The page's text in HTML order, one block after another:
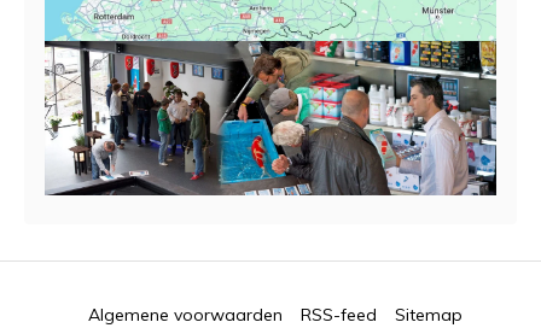
Algemene voorwaarden RSS-feed Sitemap